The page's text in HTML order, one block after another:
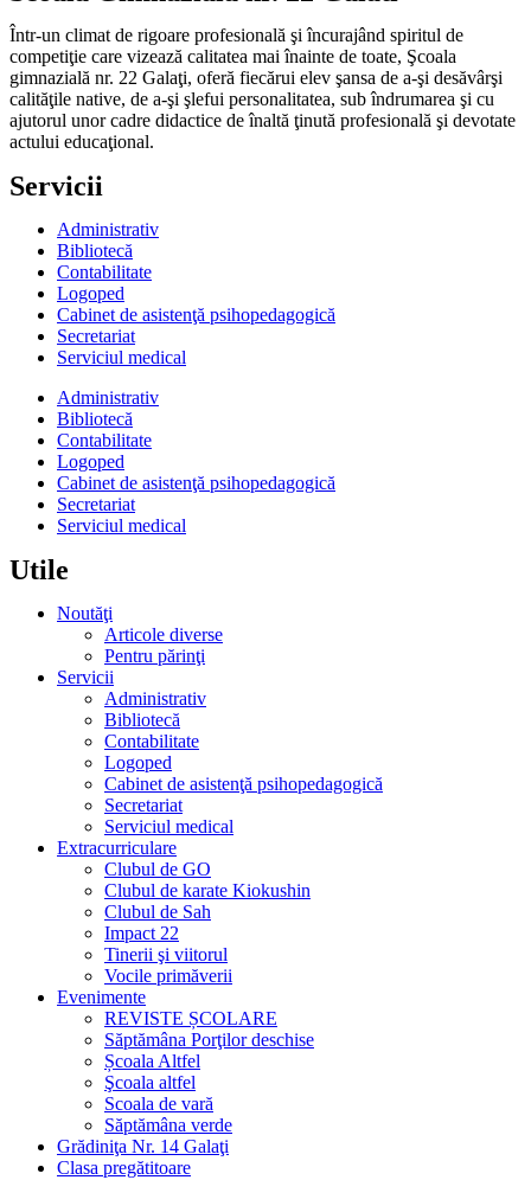
Într-un climat de rigoare profesională şi încurajând spiritul de
competiţie care vizează calitatea mai înainte de toate, Şcoala
gimnazială nr. 22 Galaţi, oferă fiecărui elev şansa de a-şi desăvârşi
calităţile native, de a-şi şlefui personalitatea, sub îndrumarea şi cu
ajutorul unor cadre didactice de înaltă ţinută profesională şi devotate
actului educaţional.
Servicii
Administrativ
Bibliotecă
Contabilitate
Logoped
Cabinet de asistenţă psihopedagogică
Secretariat
Serviciul medical
Administrativ
Bibliotecă
Contabilitate
Logoped
Cabinet de asistenţă psihopedagogică
Secretariat
Serviciul medical
Utile
Noutăţi
Articole diverse
Pentru părinţi
Servicii
Administrativ
Bibliotecă
Contabilitate
Logoped
Cabinet de asistenţă psihopedagogică
Secretariat
Serviciul medical
Extracurriculare
Clubul de GO
Clubul de karate Kiokushin
Clubul de Sah
Impact 22
Tinerii şi viitorul
Vocile primăverii
Evenimente
REVISTE ȘCOLARE
Săptămâna Porţilor deschise
Școala Altfel
Şcoala altfel
Scoala de vară
Săptămâna verde
Grădiniţa Nr. 14 Galaţi
Clasa pregătitoare